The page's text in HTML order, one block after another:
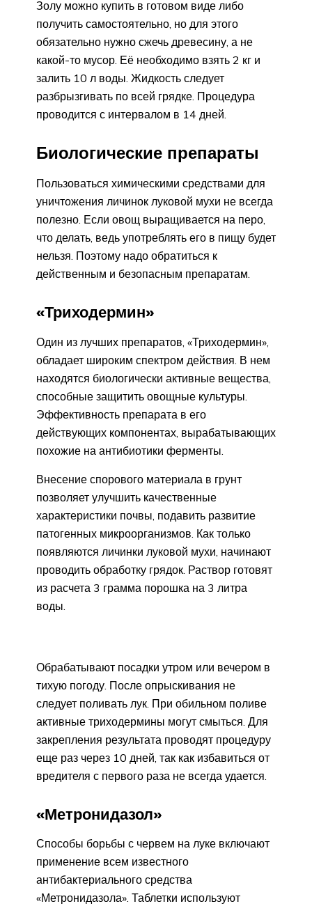
Золу можно купить в готовом виде либо
получить самостоятельно, но для этого
обязательно нужно сжечь древесину, а не
какой-то мусор. Её необходимо взять 2 кг и
залить 10 л воды. Жидкость следует
разбрызгивать по всей грядке. Процедура
проводится с интервалом в 14 дней.
Биологические препараты
Пользоваться химическими средствами для
уничтожения личинок луковой мухи не всегда
полезно. Если овощ выращивается на перо,
что делать, ведь употреблять его в пищу будет
нельзя. Поэтому надо обратиться к
действенным и безопасным препаратам.
«Триходермин»
Один из лучших препаратов, «Триходермин»,
обладает широким спектром действия. В нем
находятся биологически активные вещества,
способные защитить овощные культуры.
Эффективность препарата в его
действующих компонентах, вырабатывающих
похожие на антибиотики ферменты.
Внесение спорового материала в грунт
позволяет улучшить качественные
характеристики почвы, подавить развитие
патогенных микроорганизмов. Как только
появляются личинки луковой мухи, начинают
проводить обработку грядок. Раствор готовят
из расчета 3 грамма порошка на 3 литра
воды.
Обрабатывают посадки утром или вечером в
тихую погоду. После опрыскивания не
следует поливать лук. При обильном поливе
активные триходермины могут смыться. Для
закрепления результата проводят процедуру
еще раз через 10 дней, так как избавиться от
вредителя с первого раза не всегда удается.
«Метронидазол»
Способы борьбы с червем на луке включают
применение всем известного
антибактериального средства
«Метронидазола». Таблетки используют